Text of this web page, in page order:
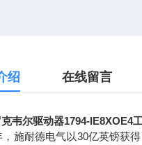
绍 在线留言
韦尔驱动器1794-IE8XOE4
，施耐德电气以30亿英镑获